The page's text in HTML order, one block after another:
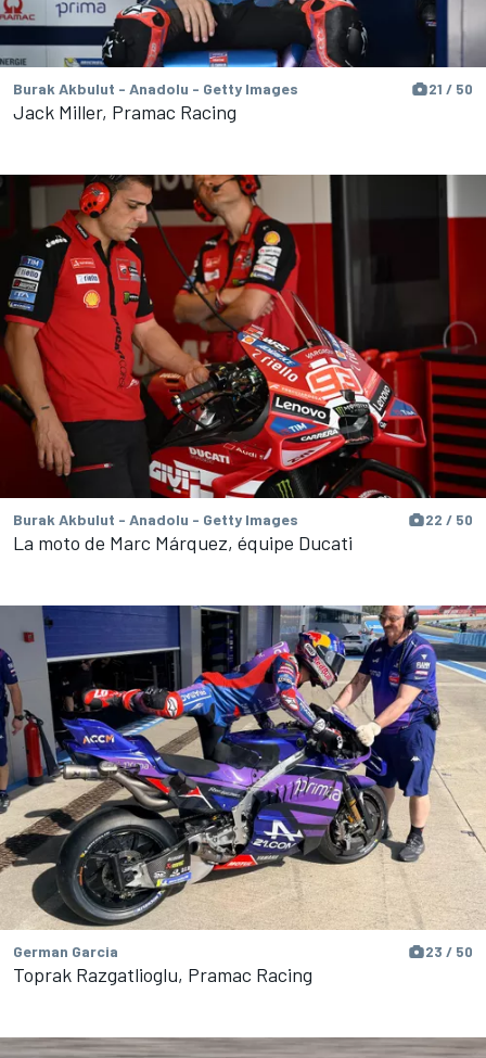
Burak Akbulut - Anadolu - Getty Images 21 / 50
Jack Miller, Pramac Racing
Burak Akbulut - Anadolu - Getty Images 22 / 50
La moto de Marc Márquez, équipe Ducati
German Garcia 23 / 50
Toprak Razgatlioglu, Pramac Racing